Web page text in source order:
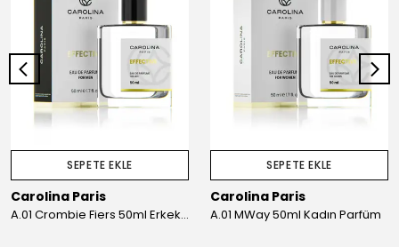
SEPETE EKLE
Carolina Paris
A.01 Crombie Fiers 50ml Erkek Parfüm
SEPETE EKLE
Carolina Paris
A.01 MWay 50ml Kadın Parfüm